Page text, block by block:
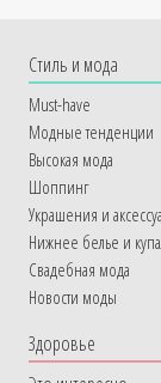
Cтиль и мода
Must-have
Модные тенденции
Высокая мода
Шоппинг
Украшения и
Нижнее белье и
Свадебная мода
Новости моды
Здоровье